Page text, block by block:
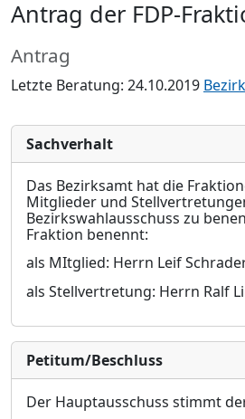
Antrag der FDP-
Antrag
Letzte Beratung: 24.10.2019
Sachverhalt
Das Bezirksamt hat die
Mitglieder und
Bezirkswahlausschuss zu
Fraktion benennt:
als MItglied: Herrn Leif
als Stellvertretung: Herrn Ralf
Petitum/Beschluss
Der Hauptausschuss stimmt